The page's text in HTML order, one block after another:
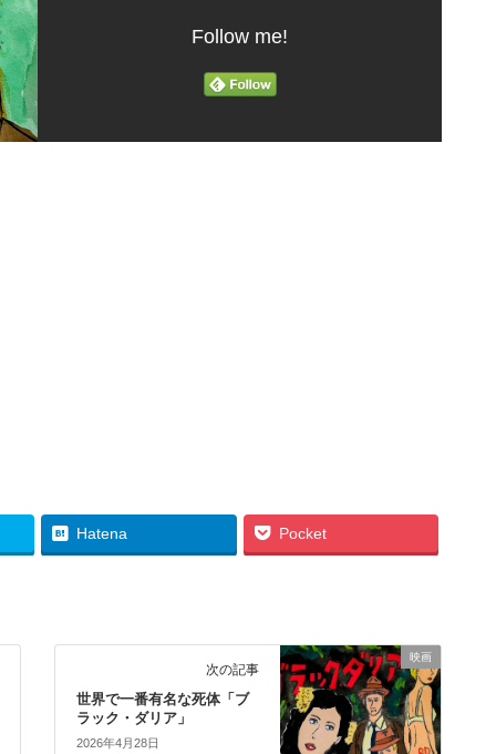
Follow me!
Hatena Pocket
映画
次の記事
世界で一番有名な死体「ブ
ラック・ダリア」
2026年4月28日